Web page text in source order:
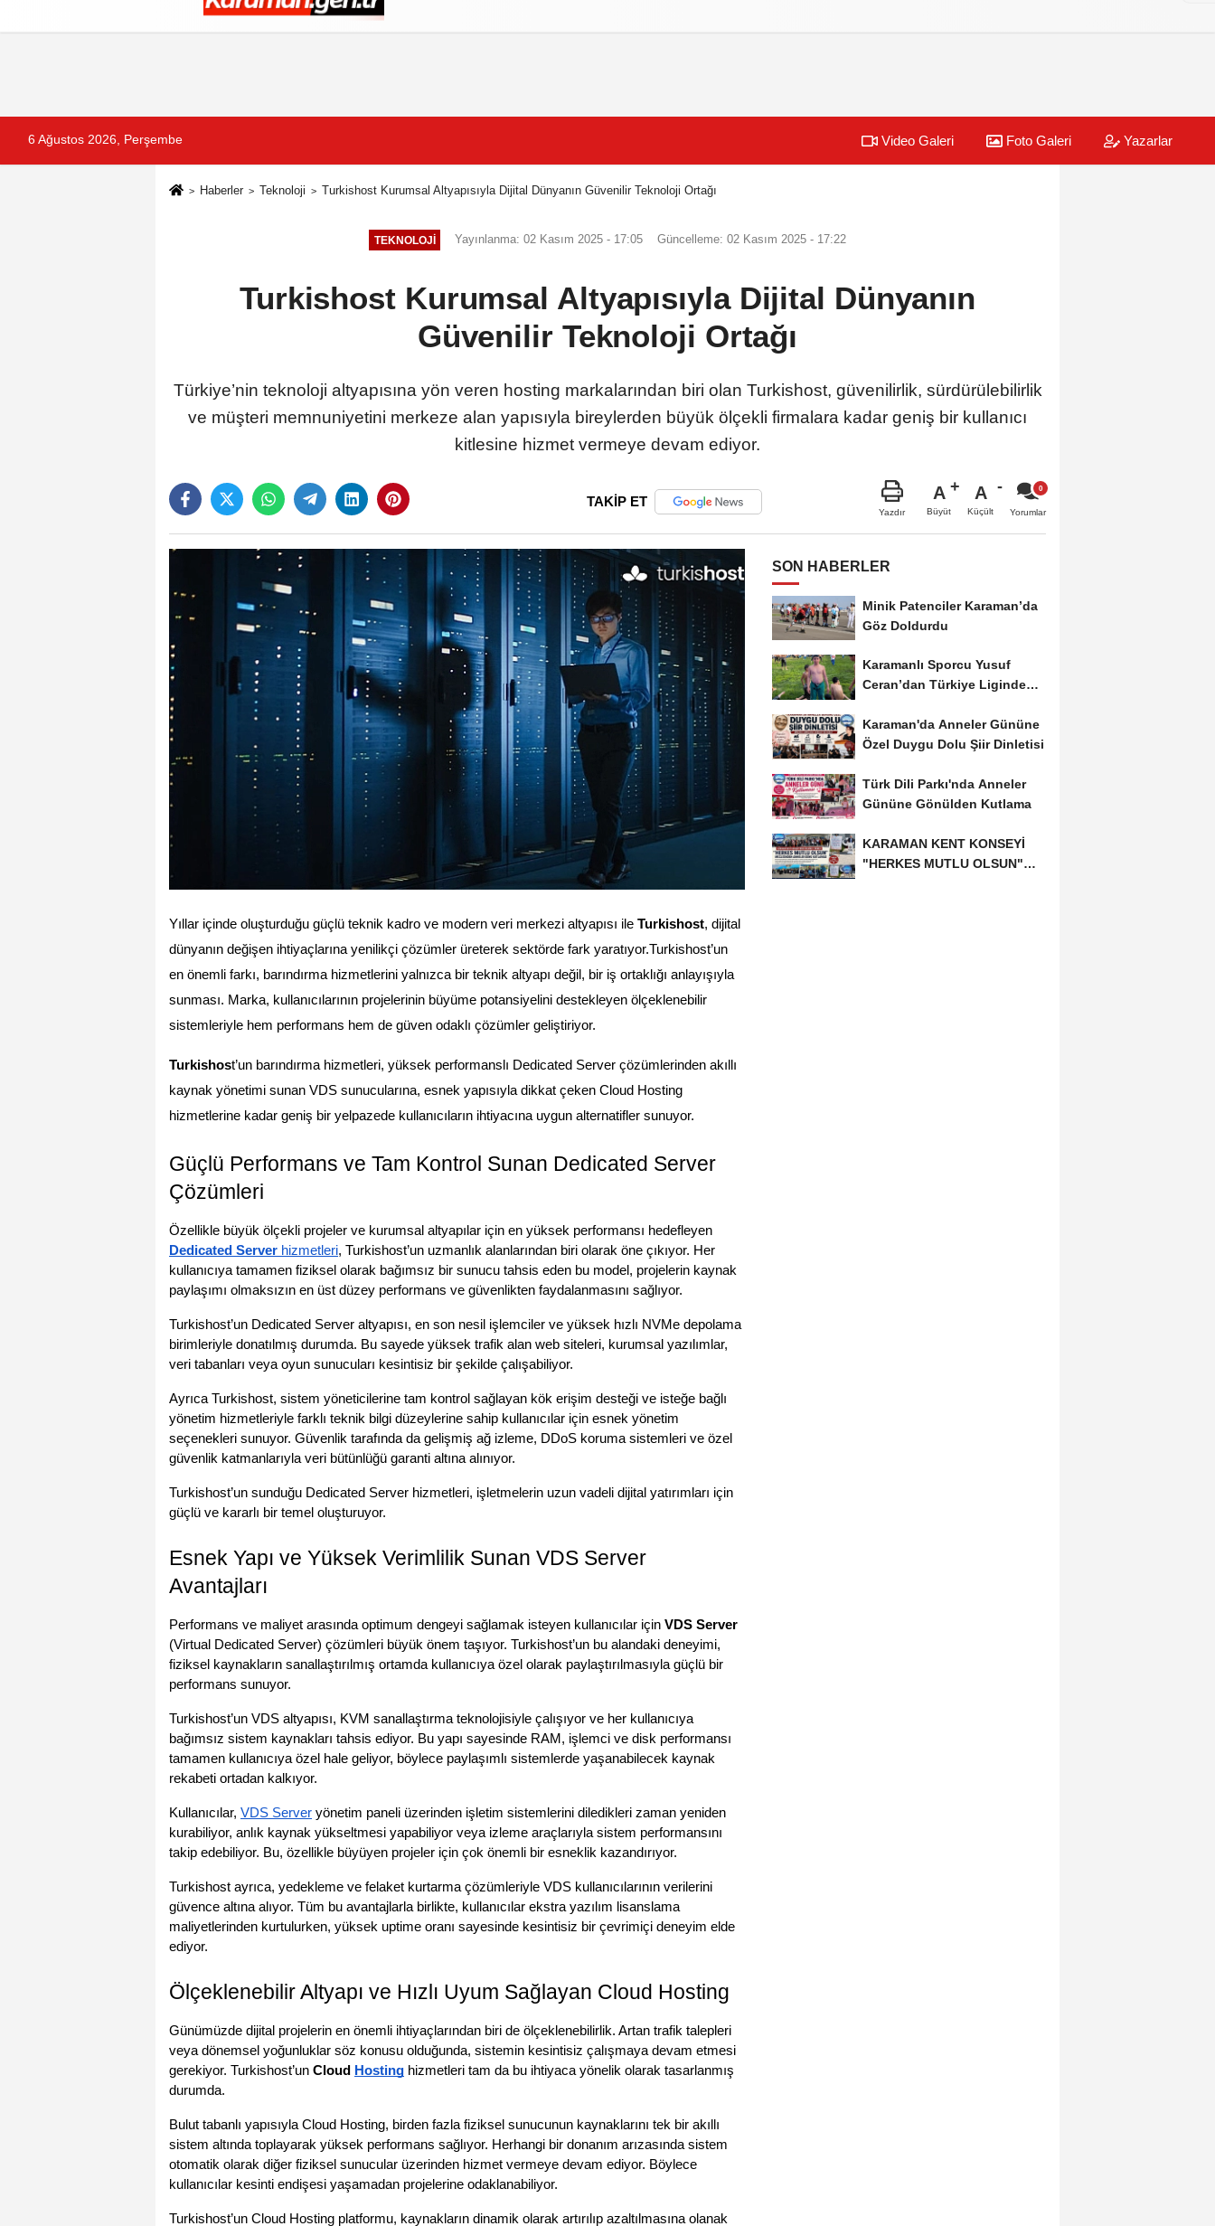
Künye İletişim Çerez Politikası
6 Ağustos 2026, Perşembe Video Galeri Foto Galeri Yazarlar
Haberler Teknoloji Turkishost Kurumsal Altyapısıyla Dijital Dünyanın Güvenilir Teknoloji Ortağı
TEKNOLOJI Yayınlanma: 02 Kasım 2025 - 17:05 Güncelleme: 02 Kasım 2025 - 17:22
Turkishost Kurumsal Altyapısıyla Dijital Dünyanın
Güvenilir Teknoloji Ortağı
Türkiye’nin teknoloji altyapısına yön veren hosting markalarından biri olan Turkishost, güvenilirlik, sürdürülebilirlik
ve müşteri memnuniyetini merkeze alan yapısıyla bireylerden büyük ölçekli firmalara kadar geniş bir kullanıcı
kitlesine hizmet vermeye devam ediyor.
TAKİP ET
Yazdır
A
Büyüt
A
Küçült Yorumlar
Yıllar içinde oluşturduğu güçlü teknik kadro ve modern veri merkezi altyapısı ile Turkishost, dijital
dünyanın değişen ihtiyaçlarına yenilikçi çözümler üreterek sektörde fark yaratıyor.Turkishost’un
en önemli farkı, barındırma hizmetlerini yalnızca bir teknik altyapı değil, bir iş ortaklığı anlayışıyla
sunması. Marka, kullanıcılarının projelerinin büyüme potansiyelini destekleyen ölçeklenebilir
sistemleriyle hem performans hem de güven odaklı çözümler geliştiriyor.
Turkishost’un barındırma hizmetleri, yüksek performanslı Dedicated Server çözümlerinden akıllı
kaynak yönetimi sunan VDS sunucularına, esnek yapısıyla dikkat çeken Cloud Hosting
hizmetlerine kadar geniş bir yelpazede kullanıcıların ihtiyacına uygun alternatifler sunuyor.
Güçlü Performans ve Tam Kontrol Sunan Dedicated Server
Çözümleri
Dedicated Server hizmetleri, Turkishost’un uzmanlık alanlarından biri olarak öne çıkıyor. Her
kullanıcıya tamamen fiziksel olarak bağımsız bir sunucu tahsis eden bu model, projelerin kaynak
paylaşımı olmaksızın en üst düzey performans ve güvenlikten faydalanmasını sağlıyor.
Turkishost’un Dedicated Server altyapısı, en son nesil işlemciler ve yüksek hızlı NVMe depolama
birimleriyle donatılmış durumda. Bu sayede yüksek trafik alan web siteleri, kurumsal yazılımlar,
veri tabanları veya oyun sunucuları kesintisiz bir şekilde çalışabiliyor.
Ayrıca Turkishost, sistem yöneticilerine tam kontrol sağlayan kök erişim desteği ve isteğe bağlı
yönetim hizmetleriyle farklı teknik bilgi düzeylerine sahip kullanıcılar için esnek yönetim
seçenekleri sunuyor. Güvenlik tarafında da gelişmiş ağ izleme, DDoS koruma sistemleri ve özel
güvenlik katmanlarıyla veri bütünlüğü garanti altına alınıyor.
Turkishost’un sunduğu Dedicated Server hizmetleri, işletmelerin uzun vadeli dijital yatırımları için
güçlü ve kararlı bir temel oluşturuyor.
Esnek Yapı ve Yüksek Verimlilik Sunan VDS Server
Avantajları
Performans ve maliyet arasında optimum dengeyi sağlamak isteyen kullanıcılar için VDS Server
(Virtual Dedicated Server) çözümleri büyük önem taşıyor. Turkishost’un bu alandaki deneyimi,
fiziksel kaynakların sanallaştırılmış ortamda kullanıcıya özel olarak paylaştırılmasıyla güçlü bir
performans sunuyor.
Turkishost’un VDS altyapısı, KVM sanallaştırma teknolojisiyle çalışıyor ve her kullanıcıya
bağımsız sistem kaynakları tahsis ediyor. Bu yapı sayesinde RAM, işlemci ve disk performansı
tamamen kullanıcıya özel hale geliyor, böylece paylaşımlı sistemlerde yaşanabilecek kaynak
rekabeti ortadan kalkıyor.
Kullanıcılar, VDS Server yönetim paneli üzerinden işletim sistemlerini diledikleri zaman yeniden
kurabiliyor, anlık kaynak yükseltmesi yapabiliyor veya izleme araçlarıyla sistem performansını
takip edebiliyor. Bu, özellikle büyüyen projeler için çok önemli bir esneklik kazandırıyor.
Turkishost ayrıca, yedekleme ve felaket kurtarma çözümleriyle VDS kullanıcılarının verilerini
güvence altına alıyor. Tüm bu avantajlarla birlikte, kullanıcılar ekstra yazılım lisanslama
maliyetlerinden kurtulurken, yüksek uptime oranı sayesinde kesintisiz bir çevrimiçi deneyim elde
ediyor.
Ölçeklenebilir Altyapı ve Hızlı Uyum Sağlayan Cloud Hosting
Günümüzde dijital projelerin en önemli ihtiyaçlarından biri de ölçeklenebilirlik. Artan trafik talepleri
veya dönemsel yoğunluklar söz konusu olduğunda, sistemin kesintisiz çalışmaya devam etmesi
gerekiyor. Turkishost’un Cloud Hosting hizmetleri tam da bu ihtiyaca yönelik olarak tasarlanmış
durumda.
Bulut tabanlı yapısıyla Cloud Hosting, birden fazla fiziksel sunucunun kaynaklarını tek bir akıllı
sistem altında toplayarak yüksek performans sağlıyor. Herhangi bir donanım arızasında sistem
otomatik olarak diğer fiziksel sunucular üzerinden hizmet vermeye devam ediyor. Böylece
kullanıcılar kesinti endişesi yaşamadan projelerine odaklanabiliyor.
Turkishost’un Cloud Hosting platformu, kaynakların dinamik olarak artırılıp azaltılmasına olanak
SON HABERLER
Minik Patenciler Karaman’da
Göz Doldurdu
Karamanlı Sporcu Yusuf
Ceran’dan Türkiye Liginde
Karaman'da Anneler Gününe
Özel Duygu Dolu Şiir Dinletisi
Türk Dili Parkı'nda Anneler
Gününe Gönülden Kutlama
KARAMAN KENT KONSEYİ
"HERKES MUTLU OLSUN"